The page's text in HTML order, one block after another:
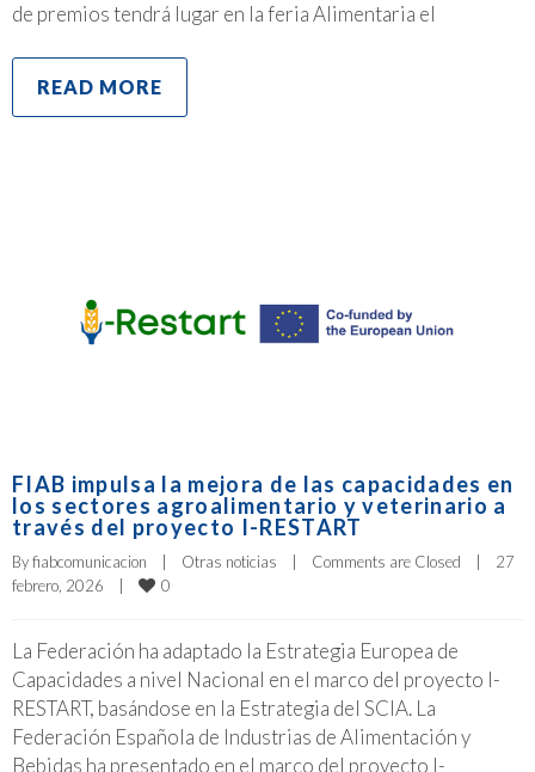
de premios tendrá lugar en la feria Alimentaria el
READ MORE
FIAB impulsa la mejora de las capacidades en
los sectores agroalimentario y veterinario a
través del proyecto I-RESTART
By fiabcomunicacion Otras noticias Comments are Closed
27
febrero, 2026
0
La Federación ha adaptado la Estrategia Europea de
Capacidades a nivel Nacional en el marco del proyecto I-
RESTART, basándose en la Estrategia del SCIA. La
Federación Española de Industrias de Alimentación y
Bebidas ha presentado en el marco del proyecto I-